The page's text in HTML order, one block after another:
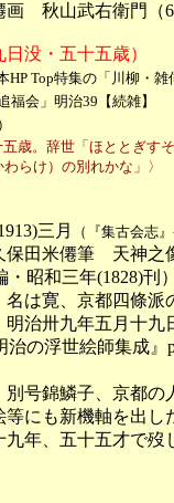
画　秋山武右衛門（
日没・五十五歳）
HP Top特集の「川柳・
福会」明治39【続雑】
五歳。辞世「ほととぎ
け）の別れかな」〉
三月
（『集古会志
田米僊筆　天神之
昭和三年(1828)刊
寛、京都四條派
卅九年五月十九
の浮世絵師集成』
錦鱗子、京都の
も新機軸を出し